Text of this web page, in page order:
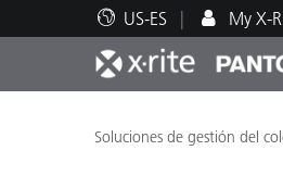
US-ES My X-
Principales
Impresión y
Soporte técnico
Recursos
Soluciones de gestión del